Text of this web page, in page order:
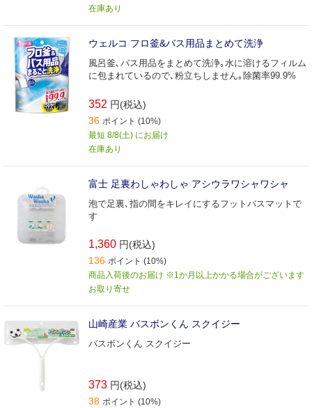
在庫あり
ウェルコ フロ釜&バス用品まとめて洗浄
風呂釜､バス用品をまとめて洗浄｡水に溶けるフィルム
に包まれているので､粉立ちしません｡除菌率99.9%
352 円(税込)
36 ポイント (10%)
最短 8/8(土) にお届け
在庫あり
富士 足裏わしゃわしゃ アシウラワシャワシャ
泡で足裏､指の間をキレイにするフットバスマットで
す
1,360 円(税込)
136 ポイント (10%)
商品入荷後のお届け ※1か月以上かかる場合がございます
お取り寄せ
山崎産業 バスボンくん スクイジー
バスボンくん スクイジー
373 円(税込)
38 ポイント (10%)